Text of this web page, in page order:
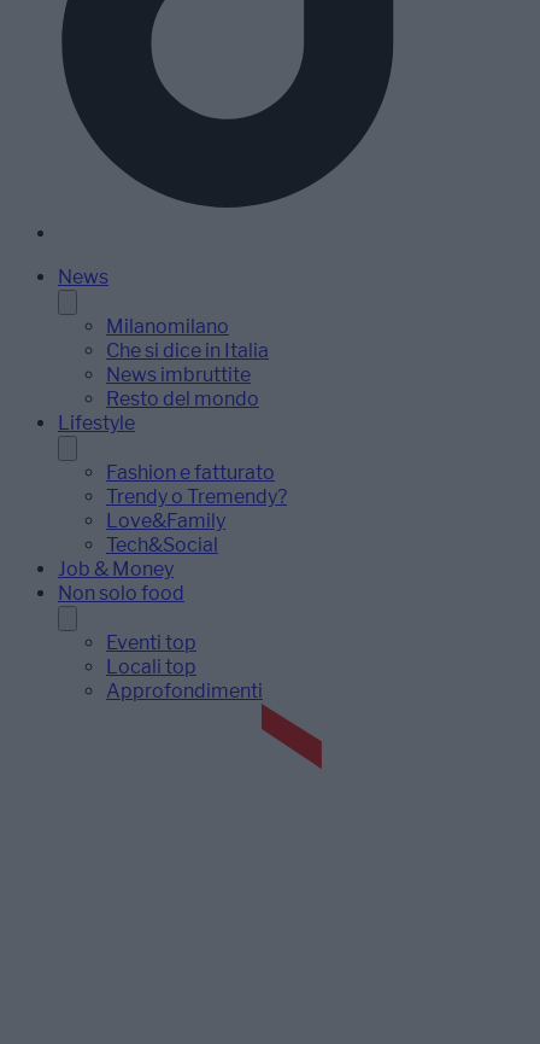
News
Milanomilano
Che si dice in Italia
News imbruttite
Resto del mondo
Lifestyle
Fashion e fatturato
Trendy o Tremendy?
Love&Family
Tech&Social
Job & Money
Non solo food
Eventi top
Locali top
Approfondimenti